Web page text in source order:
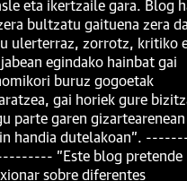
eta ikertzaile gara. Blog
bultzatu gaituena zera
ulerterraz, zorrotz, kritiko
egindako hainbat gai
buruz gogoetak
gai horiek gure
parte garen gizartearenean
handia dutelakoan".
"Este blog pretende
sobre diferentes